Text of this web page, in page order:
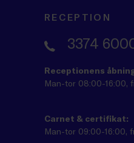
RECEPTION
3374
Receptionens
Man-tor 08:00-16:00,
Carnet & certifikat:
Man-tor 09:00-16:00,